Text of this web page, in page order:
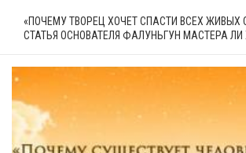
«ПОЧЕМУ ТВОРЕЦ ХОЧЕТ СПАСТИ ВСЕХ ЖИВЫХ
СТАТЬЯ ОСНОВАТЕЛЯ ФАЛУНЬГУН МАСТЕРА